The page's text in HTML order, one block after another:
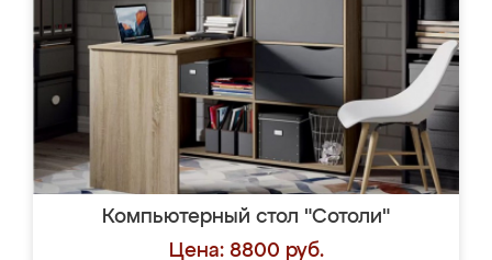
Компьютерный стол "Сотоли"
Цена: 8800 руб.